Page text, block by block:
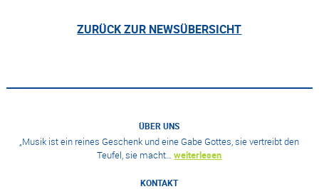
ZURÜCK ZUR NEWSÜBERSICHT
ÜBER UNS
„Musik ist ein reines Geschenk und eine Gabe Gottes, sie vertreibt den
Teufel, sie macht…weiterlesen
KONTAKT